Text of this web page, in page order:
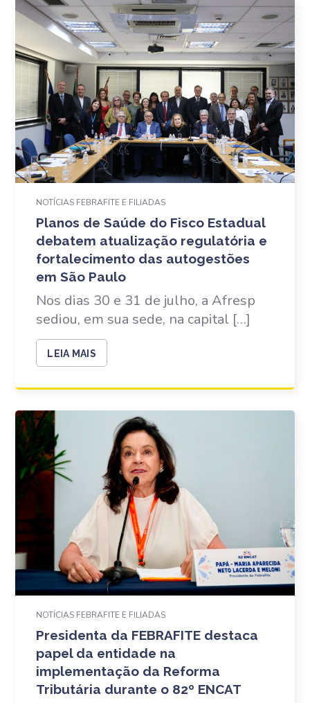
NOTÍCIAS FEBRAFITE E FILIADAS
Planos de Saúde do Fisco Estadual
debatem atualização regulatória e
fortalecimento das autogestões
em São Paulo
Nos dias 30 e 31 de julho, a Afresp
sediou, em sua sede, na capital […]
LEIA MAIS
NOTÍCIAS FEBRAFITE E FILIADAS
Presidenta da FEBRAFITE destaca
papel da entidade na
implementação da Reforma
Tributária durante o 82º ENCAT